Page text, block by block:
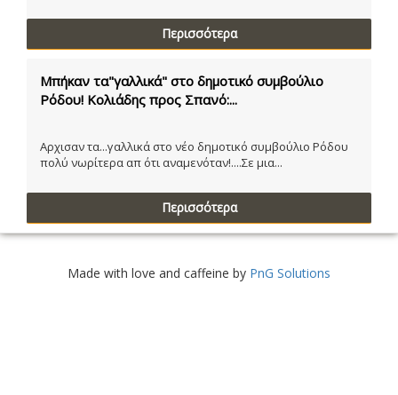
Περισσότερα
Μπήκαν τα"γαλλικά" στο δημοτικό συμβούλιο
Ρόδου! Κολιάδης προς Σπανό:...
Αρχισαν τα...γαλλικά στο νέο δημοτικό συμβούλιο Ρόδου
πολύ νωρίτερα απ ότι αναμενόταν!....Σε μια...
Περισσότερα
Made with love and caffeine by PnG Solutions